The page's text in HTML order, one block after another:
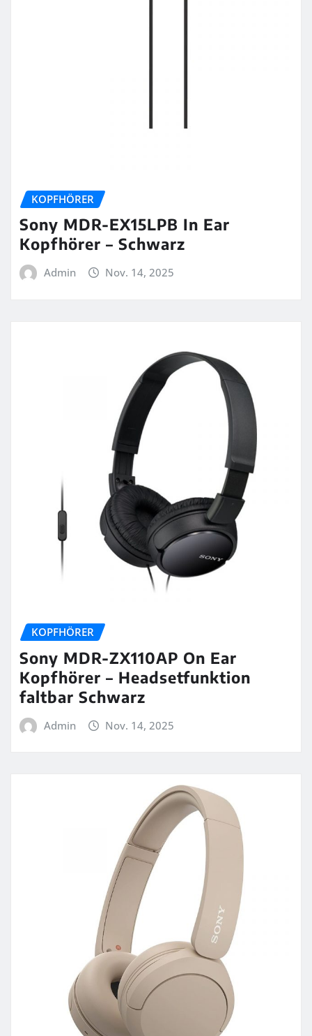
KOPFHÖRER
Sony MDR-EX15LPB In Ear
Kopfhörer – Schwarz
Admin Nov. 14, 2025
KOPFHÖRER
Sony MDR-ZX110AP On Ear
Kopfhörer – Headsetfunktion
faltbar Schwarz
Admin Nov. 14, 2025